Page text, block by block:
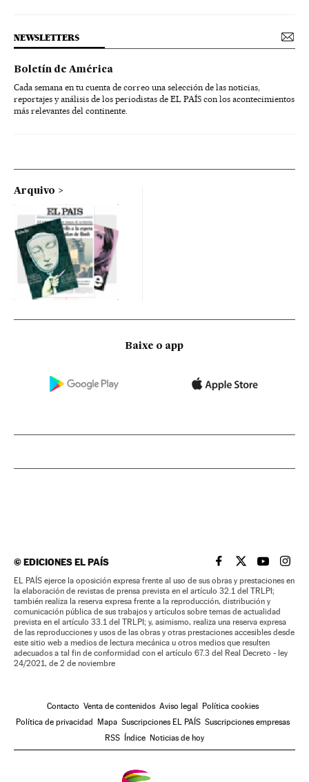
NEWSLETTERS
Boletín de América
Cada semana en tu cuenta de correo una selección de las noticias,
reportajes y análisis de los periodistas de EL PAÍS con los acontecimientos
más relevantes del continente.
Arquivo
Baixe o app
©EDICIONES EL PAÍS EL PAÍS BRASIL EN
EL PAÍSEL PAÍS
EL
EL PAÍS ejerce la oposición expresa frente al uso de sus obras y prestaciones en
la elaboración de revistas de prensa prevista en el artículo 32.1 del TRLPI;
también realiza la reserva expresa frente a la reproducción, distribución y
comunicación pública de sus trabajos y artículos sobre temas de actualidad
prevista en el artículo 33.1 del TRLPI; y, asimismo, realiza una reserva expresa
de las reproducciones y usos de las obras y otras prestaciones accesibles desde
este sitio web a medios de lectura mecánica u otros medios que resulten
adecuados a tal fin de conformidad con el artículo 67.3 del Real Decreto - ley
24/2021, de 2 de noviembre
Contacto Venta de contenidos Aviso legal
Política cookies
Política de privacidad
Mapa Suscripciones EL PAÍS Suscripciones empresas
RSS
Índice Noticias de hoy